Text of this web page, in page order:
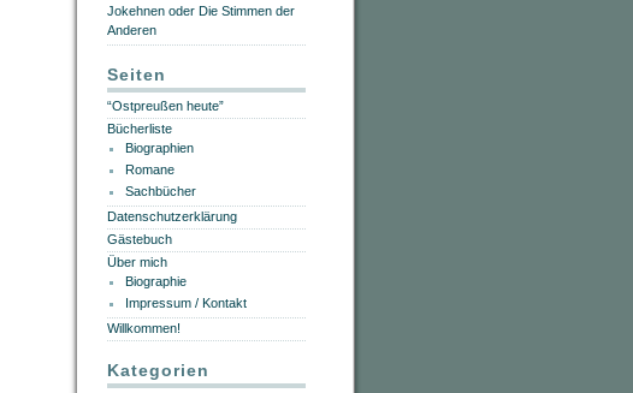
Jokehnen oder Die Stimmen der
Anderen
Seiten
“Ostpreußen heute”
Bücherliste
Biographien
Romane
Sachbücher
Datenschutzerklärung
Gästebuch
Über mich
Biographie
Impressum / Kontakt
Willkommen!
Kategorien